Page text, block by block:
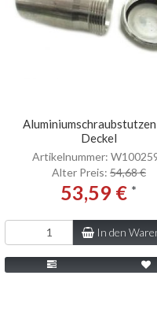
Deckel
Artikelnummer:
Alter Preis: 54,68 €
53,59 € *
In den